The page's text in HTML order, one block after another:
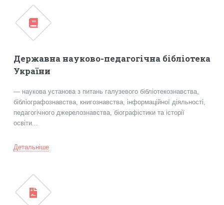
Державна науково-педагогічна бібліотека
України
— наукова установа з питань галузевого бібліотекознавства,
бібліографознавства, книгознавства, інформаційної діяльності,
педагогічного джерелознавства, біографістики та історії
освіти...
Детальніше